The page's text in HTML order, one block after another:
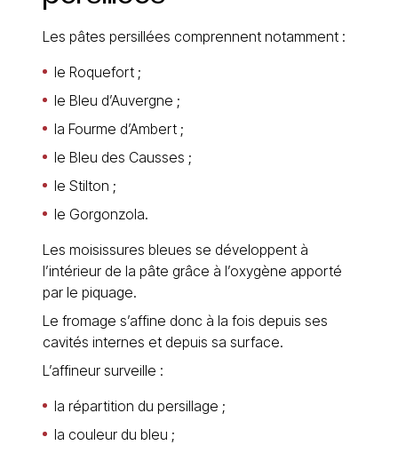
Les pâtes persillées comprennent notamment :
le Roquefort ;
le Bleu d’Auvergne ;
la Fourme d’Ambert ;
le Bleu des Causses ;
le Stilton ;
le Gorgonzola.
Les moisissures bleues se développent à
l’intérieur de la pâte grâce à l’oxygène apporté
par le piquage.
Le fromage s’affine donc à la fois depuis ses
cavités internes et depuis sa surface.
L’affineur surveille :
la répartition du persillage ;
la couleur du bleu ;